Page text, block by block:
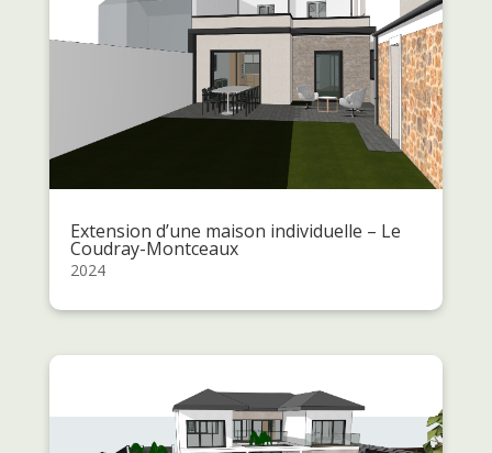
Extension d’une maison individuelle – Le
Coudray-Montceaux
2024